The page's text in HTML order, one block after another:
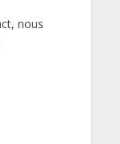
nous